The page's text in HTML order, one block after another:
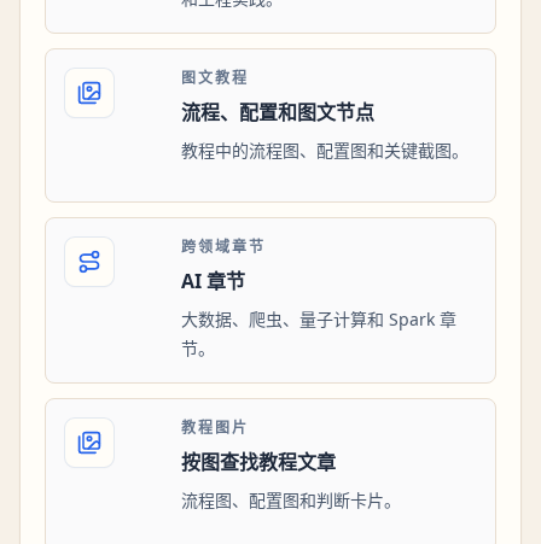
图文教程
流程、配置和图文节点
教程中的流程图、配置图和关键截图。
跨领域章节
AI 章节
大数据、爬虫、量子计算和 Spark 章
节。
教程图片
按图查找教程文章
流程图、配置图和判断卡片。